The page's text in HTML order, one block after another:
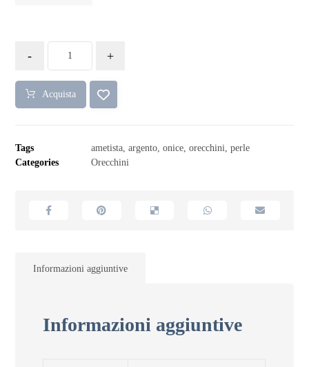
- +
Acquista
Tags ametista ,argento ,onice ,orecchini ,perle
Categories
Orecchini
Informazioni aggiuntive
Informazioni aggiuntive